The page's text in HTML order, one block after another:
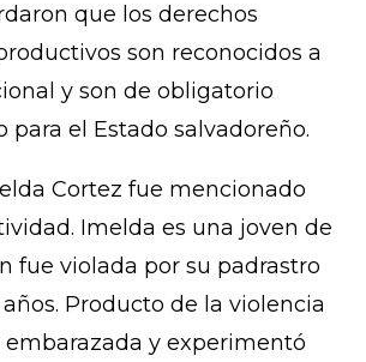
que los derechos
son reconocidos a
y son de obligatorio
el Estado salvadoreño.
Cortez fue mencionado
Imelda es una joven de
fue violada por su padrastro
Producto de la violencia
y experimentó